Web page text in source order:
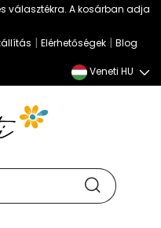
választékra. A kosárban adja
| Elérhetőségek | Blog
Veneti HU